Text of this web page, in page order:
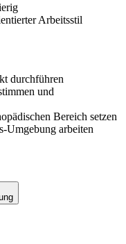
Arbeitsstil
durchführen
und
Bereich setzen
Umgebung arbeiten